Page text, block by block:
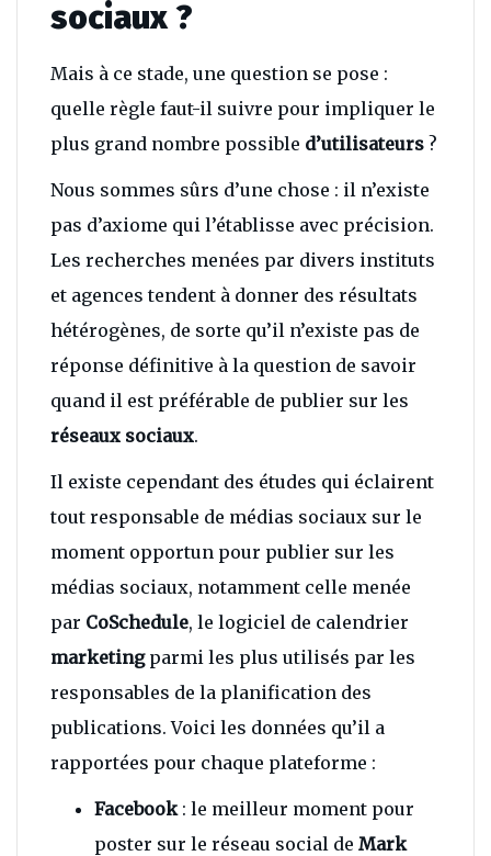
sociaux ?
Mais à ce stade, une question se pose :
quelle règle faut-il suivre pour impliquer le
plus grand nombre possible d’utilisateurs ?
Nous sommes sûrs d’une chose : il n’existe
pas d’axiome qui l’établisse avec précision.
Les recherches menées par divers instituts
et agences tendent à donner des résultats
hétérogènes, de sorte qu’il n’existe pas de
réponse définitive à la question de savoir
quand il est préférable de publier sur les
réseaux sociaux.
Il existe cependant des études qui éclairent
tout responsable de médias sociaux sur le
moment opportun pour publier sur les
médias sociaux, notamment celle menée
par CoSchedule, le logiciel de calendrier
marketing parmi les plus utilisés par les
responsables de la planification des
publications. Voici les données qu’il a
rapportées pour chaque plateforme :
Facebook : le meilleur moment pour
poster sur le réseau social de Mark